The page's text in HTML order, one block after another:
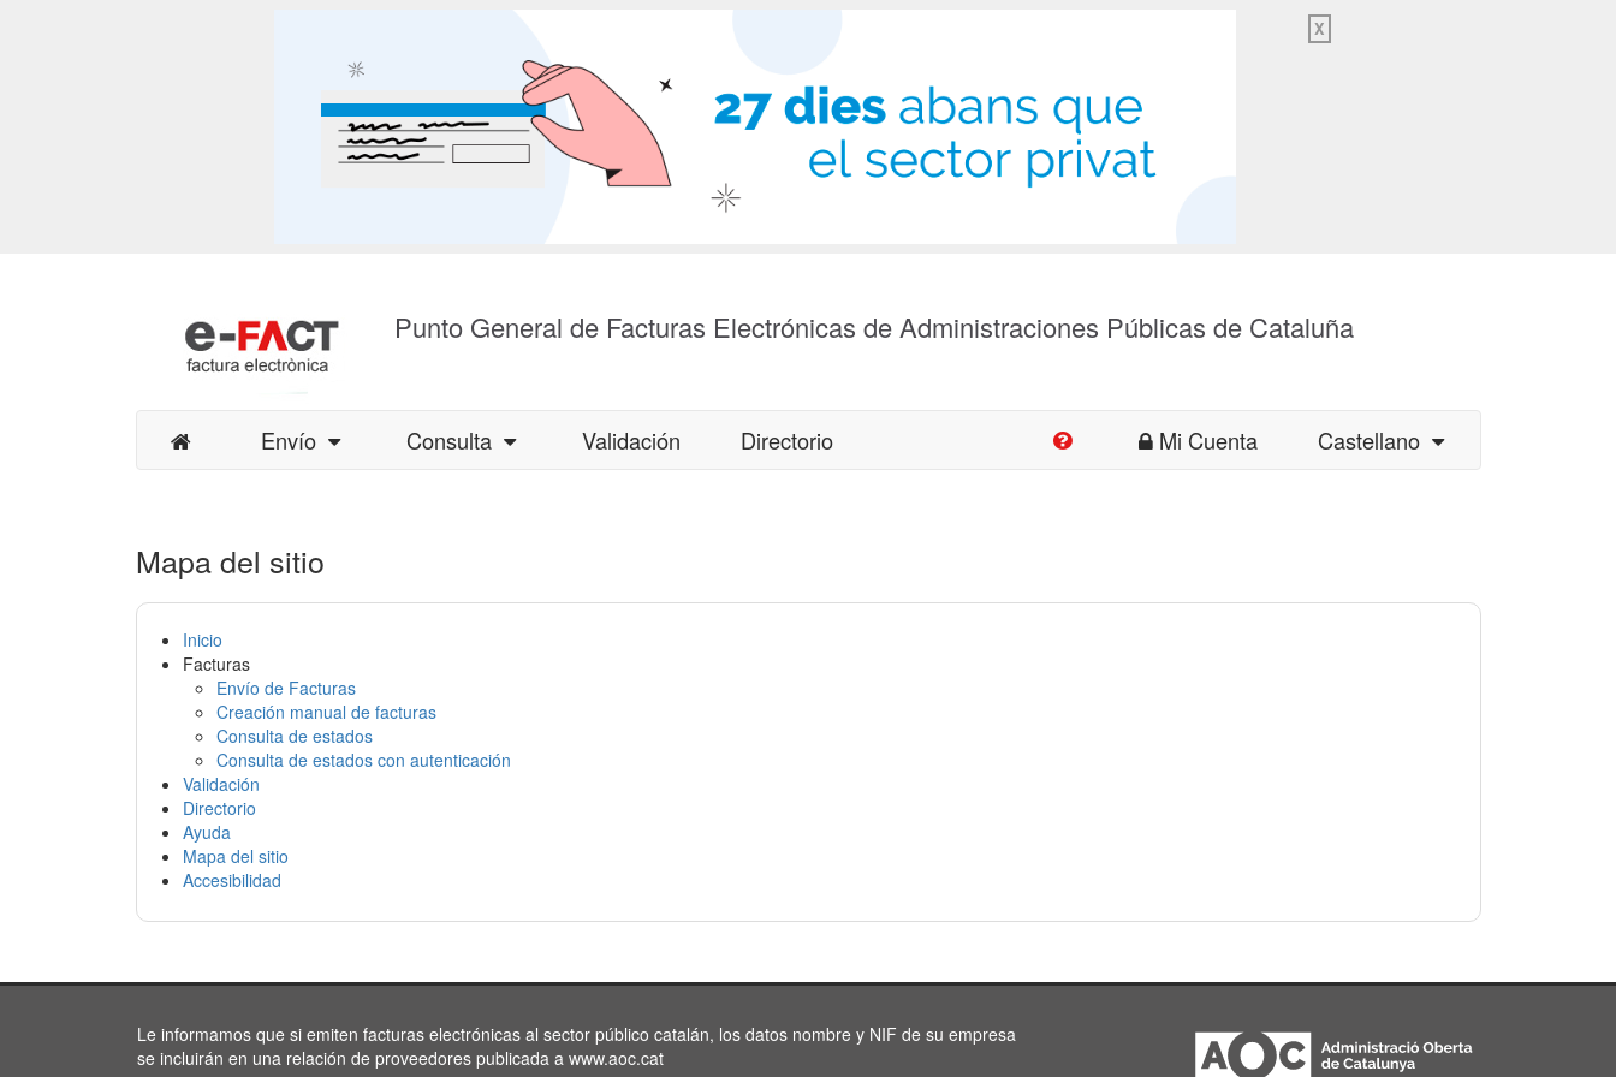
X
Punto General de Facturas Electrónicas de Administraciones Públicas de Cataluña
Envío Consulta Validación Directorio Mi Cuenta Castellano
Mapa del sitio
Inicio
Facturas
Envío de Facturas
Creación manual de facturas
Consulta de estados
Consulta de estados con autenticación
Validación
Directorio
Ayuda
Mapa del sitio
Accesibilidad
Le informamos que si emiten facturas electrónicas al sector público catalán, los datos nombre y NIF de su empresa
se incluirán en una relación de proveedores publicada a www.aoc.cat